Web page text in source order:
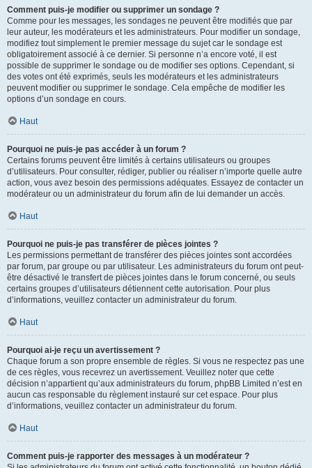
Comment puis-je modifier ou supprimer un sondage ?
Comme pour les messages, les sondages ne peuvent être modifiés que par
leur auteur, les modérateurs et les administrateurs. Pour modifier un sondage,
modifiez tout simplement le premier message du sujet car le sondage est
obligatoirement associé à ce dernier. Si personne n’a encore voté, il est
possible de supprimer le sondage ou de modifier ses options. Cependant, si
des votes ont été exprimés, seuls les modérateurs et les administrateurs
peuvent modifier ou supprimer le sondage. Cela empêche de modifier les
options d’un sondage en cours.
Haut
Pourquoi ne puis-je pas accéder à un forum ?
Certains forums peuvent être limités à certains utilisateurs ou groupes
d’utilisateurs. Pour consulter, rédiger, publier ou réaliser n’importe quelle autre
action, vous avez besoin des permissions adéquates. Essayez de contacter un
modérateur ou un administrateur du forum afin de lui demander un accès.
Haut
Pourquoi ne puis-je pas transférer de pièces jointes ?
Les permissions permettant de transférer des pièces jointes sont accordées
par forum, par groupe ou par utilisateur. Les administrateurs du forum ont peut-
être désactivé le transfert de pièces jointes dans le forum concerné, ou seuls
certains groupes d’utilisateurs détiennent cette autorisation. Pour plus
d’informations, veuillez contacter un administrateur du forum.
Haut
Pourquoi ai-je reçu un avertissement ?
Chaque forum a son propre ensemble de règles. Si vous ne respectez pas une
de ces règles, vous recevrez un avertissement. Veuillez noter que cette
décision n’appartient qu’aux administrateurs du forum, phpBB Limited n’est en
aucun cas responsable du règlement instauré sur cet espace. Pour plus
d’informations, veuillez contacter un administrateur du forum.
Haut
Comment puis-je rapporter des messages à un modérateur ?